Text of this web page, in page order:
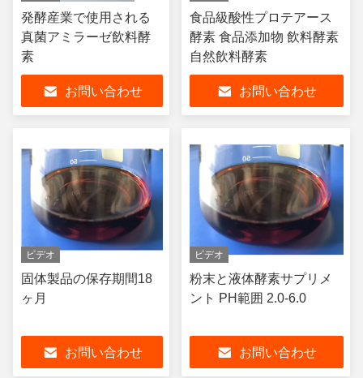
発酵産業で使用される
真菌アミラーゼ飲料酵
素
お問い合わせ
食品級酸性プロテアース
酵素 食品添加物 飲料酵素
自然飲料酵素
お問い合わせ
ビデオ
固体製品の保存期間18
ヶ月
お問い合わせ
ビデオ
粉末と液体酵素サプリメ
ント PH範囲 2.0-6.0
お問い合わせ